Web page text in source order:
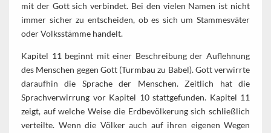
mit der Gott sich verbindet. Bei den vielen Namen ist nicht
immer sicher zu entscheiden, ob es sich um Stammesväter
oder Volksstämme handelt.
Kapitel 11 beginnt mit einer Beschreibung der Auflehnung
des Menschen gegen Gott (Turmbau zu Babel). Gott verwirrte
daraufhin die Sprache der Menschen. Zeitlich hat die
Sprachverwirrung vor Kapitel 10 stattgefunden. Kapitel 11
zeigt, auf welche Weise die Erdbevölkerung sich schließlich
verteilte. Wenn die Völker auch auf ihren eigenen Wegen